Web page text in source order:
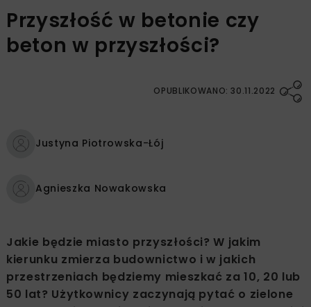
Przyszłość w betonie czy
beton w przyszłości?
OPUBLIKOWANO: 30.11.2022
Justyna Piotrowska-Łój
Agnieszka Nowakowska
Jakie będzie miasto przyszłości? W jakim
kierunku zmierza budownictwo i w jakich
przestrzeniach będziemy mieszkać za 10, 20 lub
50 lat? Użytkownicy zaczynają pytać o zielone